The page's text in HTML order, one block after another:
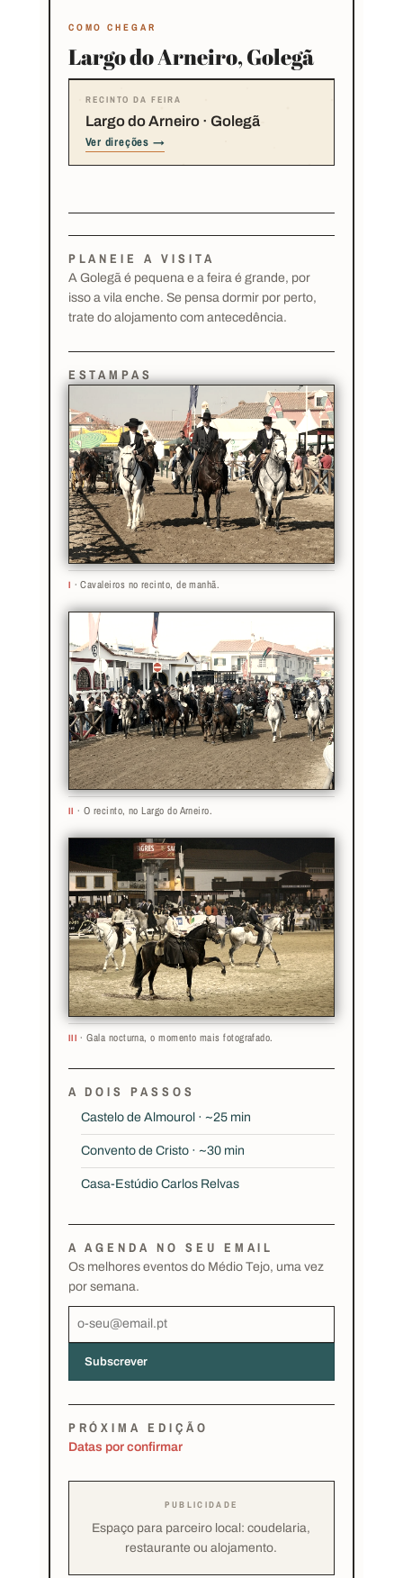
COMO CHEGAR
Largo do Arneiro, Golegã
RECINTO DA FEIRA
Largo do Arneiro · Golegã
Ver direções →
PLANEIE A VISITA
A Golegã é pequena e a feira é grande, por
isso a vila enche. Se pensa dormir por perto,
trate do alojamento com antecedência.
ESTAMPAS
I · Cavaleiros no recinto, de manhã.
II · O recinto, no Largo do Arneiro.
III · Gala nocturna, o momento mais fotografado.
A DOIS PASSOS
Castelo de Almourol · ~25 min
Convento de Cristo · ~30 min
Casa-Estúdio Carlos Relvas
A AGENDA NO SEU EMAIL
Os melhores eventos do Médio Tejo, uma vez
por semana.
Subscrever
PRÓXIMA EDIÇÃO
Datas por confirmar
PUBLICIDADE
Espaço para parceiro local: coudelaria,
restaurante ou alojamento.